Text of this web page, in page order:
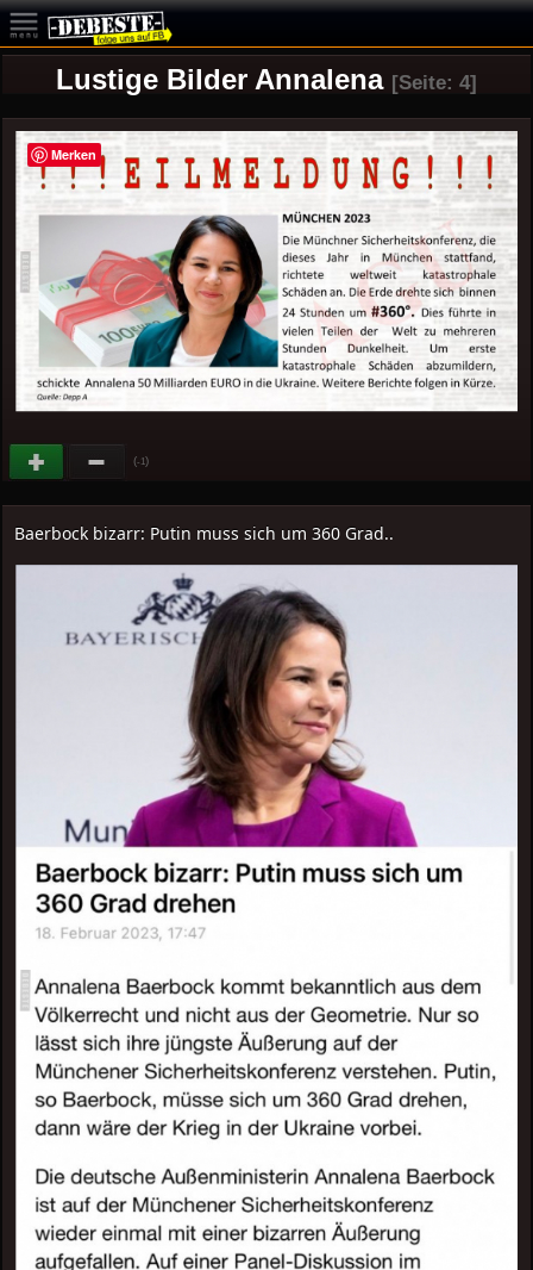
Lustige Bilder Annalena [Seite: 4]
(-1)
Baerbock bizarr: Putin muss sich um 360 Grad..
Merken